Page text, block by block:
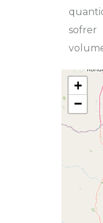
sofrer
+
−